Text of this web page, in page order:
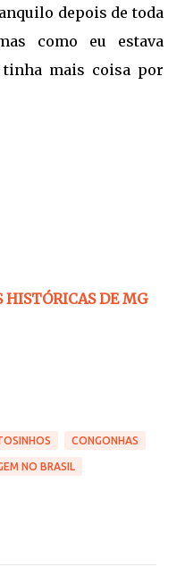
depois de toda
como eu estava
tinha mais coisa por
HISTÓRICAS DE MG
CONGONHAS
NO BRASIL